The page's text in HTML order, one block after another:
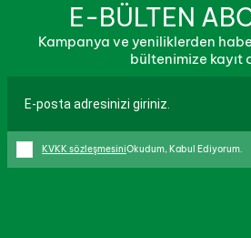
E-BÜLTEN
Kampanya ve yeniliklerden
bültenimize kayıt
KVKK sözleşmesiniOkudum, Kabul Ediyorum.